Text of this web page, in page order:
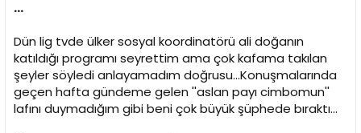
...
Dün lig tvde ülker sosyal koordinatörü ali doğanın
katıldığı programı seyrettim ama çok kafama takılan
şeyler söyledi anlayamadım doğrusu...Konuşmalarında
geçen hafta gündeme gelen ''aslan payı cimbomun''
lafını duymadığım gibi beni çok büyük şüphede bıraktı...